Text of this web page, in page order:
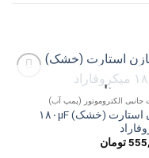
علاقه
مندی
ناموجود
جانبی الکتروموتور (پمپ آب)
خازن استارت (خشک) ۱۸۰µF
تومان